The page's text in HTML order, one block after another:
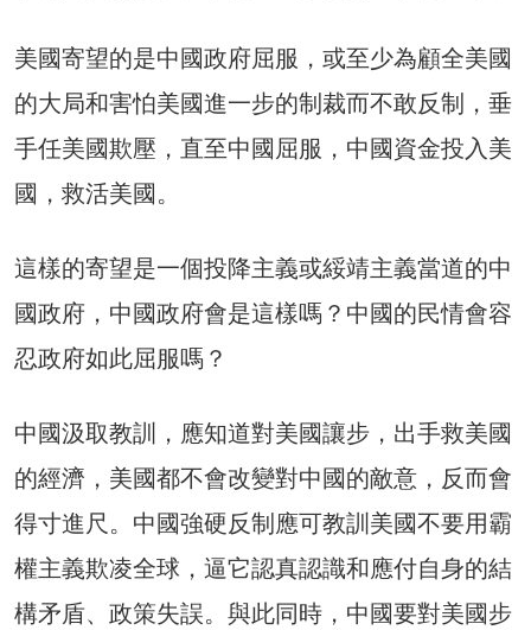
美國寄望的是中國政府屈服，或至少為顧全美國
的大局和害怕美國進一步的制裁而不敢反制，垂
手任美國欺壓，直至中國屈服，中國資金投入美
國，救活美國。
這樣的寄望是一個投降主義或綏靖主義當道的中
國政府，中國政府會是這樣嗎？中國的民情會容
忍政府如此屈服嗎？
中國汲取教訓，應知道對美國讓步，出手救美國
的經濟，美國都不會改變對中國的敵意，反而會
得寸進尺。中國強硬反制應可教訓美國不要用霸
權主義欺凌全球，逼它認真認識和應付自身的結
構矛盾、政策失誤。與此同時，中國要對美國步